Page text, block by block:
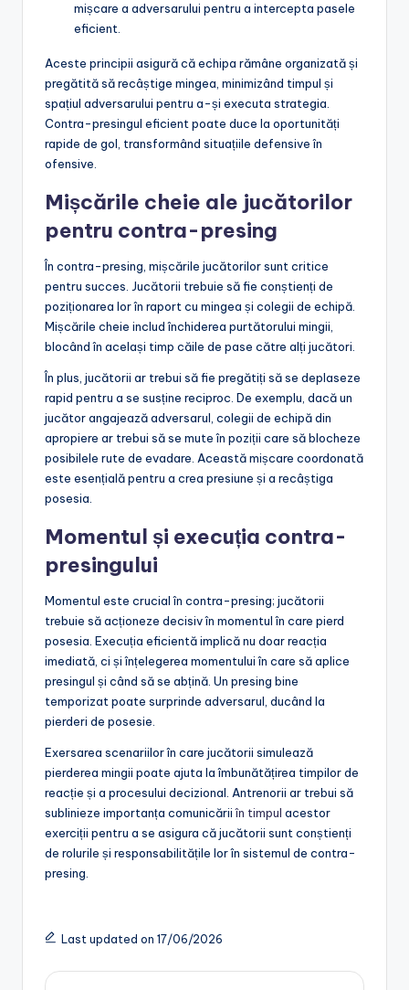
mișcare a adversarului pentru a intercepta pasele
eficient.
Aceste principii asigură că echipa rămâne organizată și
pregătită să recâștige mingea, minimizând timpul și
spațiul adversarului pentru a-și executa strategia.
Contra-presingul eficient poate duce la oportunități
rapide de gol, transformând situațiile defensive în
ofensive.
Mișcările cheie ale jucătorilor
pentru contra-presing
În contra-presing, mișcările jucătorilor sunt critice
pentru succes. Jucătorii trebuie să fie conștienți de
poziționarea lor în raport cu mingea și colegii de echipă.
Mișcările cheie includ închiderea purtătorului mingii,
blocând în același timp căile de pase către alți jucători.
În plus, jucătorii ar trebui să fie pregătiți să se deplaseze
rapid pentru a se susține reciproc. De exemplu, dacă un
jucător angajează adversarul, colegii de echipă din
apropiere ar trebui să se mute în poziții care să blocheze
posibilele rute de evadare. Această mișcare coordonată
este esențială pentru a crea presiune și a recâștiga
posesia.
Momentul și execuția contra-
presingului
Momentul este crucial în contra-presing; jucătorii
trebuie să acționeze decisiv în momentul în care pierd
posesia. Execuția eficientă implică nu doar reacția
imediată, ci și înțelegerea momentului în care să aplice
presingul și când să se abțină. Un presing bine
temporizat poate surprinde adversarul, ducând la
pierderi de posesie.
Exersarea scenariilor în care jucătorii simulează
pierderea mingii poate ajuta la îmbunătățirea timpilor de
reacție și a procesului decizional. Antrenorii ar trebui să
sublinieze importanța comunicăriiîn timpul acestor
exerciții pentru a se asigura că jucătorii sunt conștienți
de rolurile și responsabilitățile lor în sistemul de contra-
presing.
Last updated on 17/06/2026